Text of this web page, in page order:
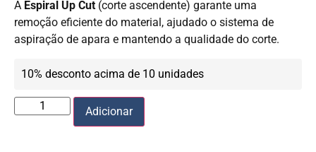
A Espiral Up Cut (corte ascendente) garante uma
remoção eficiente do material, ajudado o sistema de
aspiração de apara e mantendo a qualidade do corte.
10% desconto acima de 10 unidades
Adicionar